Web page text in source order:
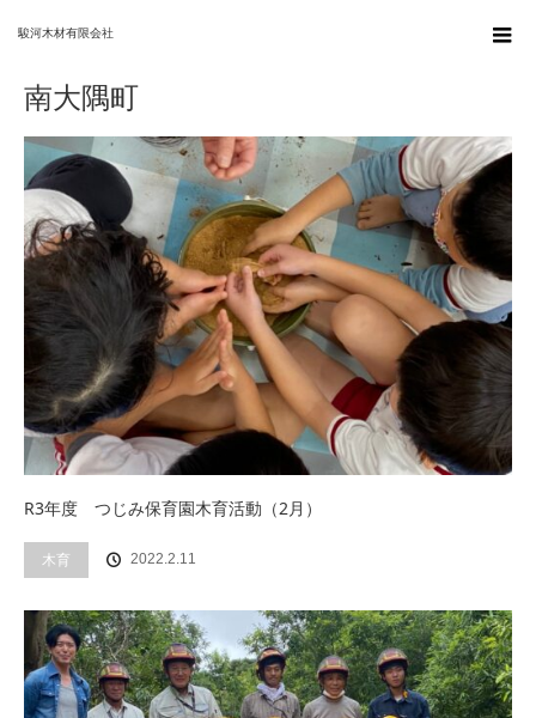
駿河木材有限会社
南大隅町
南大隅町
R3年度 つじみ保育園木育活動（2月）
木育 2022.2.11